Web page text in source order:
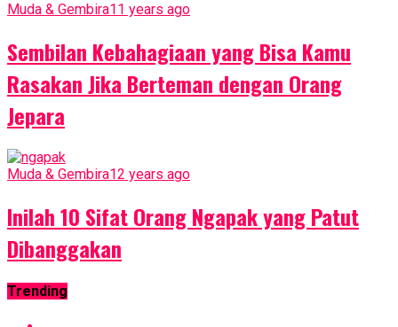
Muda & Gembira11 years ago
Sembilan Kebahagiaan yang Bisa Kamu
Rasakan Jika Berteman dengan Orang
Jepara
Muda & Gembira12 years ago
Inilah 10 Sifat Orang Ngapak yang Patut
Dibanggakan
Trending